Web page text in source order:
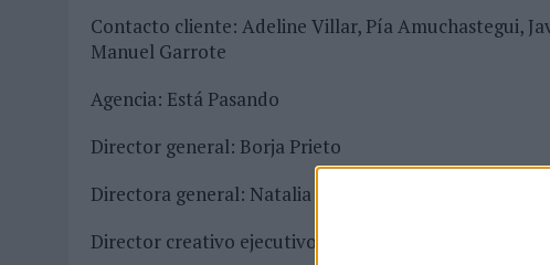
Contacto cliente: Adeline Villar, Pía Amuchastegui,
Manuel Garrote
Agencia: Está Pasando
Director general: Borja Prieto
Directora general: Natalia Flores
Director creativo ejecutivo: Jacobo Prieto